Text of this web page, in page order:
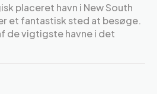
placeret havn i New South
et fantastisk sted at besøge.
de vigtigste havne i det